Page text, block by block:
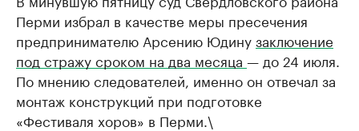
Перми избрал в качестве меры пресечения
предпринимателю Арсению Юдинузаключение
под стражу сроком на два месяца — до 24 июля.
По мнению следователей, именно он отвечал за
монтаж конструкций при подготовке
«Фестиваля хоров» в Перми.\